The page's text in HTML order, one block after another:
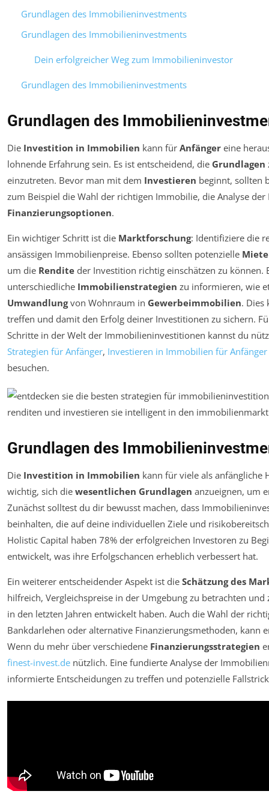
Grundlagen des Immobilieninvestments
Grundlagen des Immobilieninvestments
Dein erfolgreicher Weg zum Immobilieninvestor
Grundlagen des Immobilieninvestments
Grundlagen des
Die Investition in Immobilien kann für Anfänger eine
lohnende Erfahrung sein. Es ist entscheidend, die Grundlagen
einzutreten. Bevor man mit dem Investieren beginnt, sollten
zum Beispiel die Wahl der richtigen Immobilie, die Analyse
Finanzierungsoptionen.
Ein wichtiger Schritt ist die Marktforschung: Identifiziere die
ansässigen Immobilienpreise. Ebenso sollten potenzielle
um die Rendite der Investition richtig einschätzen zu
unterschiedliche Immobilienstrategien zu informieren, wie
Umwandlungvon Wohnraum in Gewerbeimmobilien. Dies
treffen und damit den Erfolg deiner Investitionen zu sichern.
Schritte in der Welt der Immobilieninvestitionen kannst du
Strategien für Anfänger, Investieren in Immobilien für Anfänger
besuchen.
Grundlagen des
Die Investition in Immobilien kann für viele als anfängliche
wichtig, sich die wesentlichen Grundlagen anzueignen, um
Zunächst solltest du dir bewusst machen, dass
beinhalten, die auf deine individuellen Ziele und
Holistic Capital haben 78% der erfolgreichen Investoren zu
entwickelt, was ihre Erfolgschancen erheblich verbessert hat.
Ein weiterer entscheidender Aspekt ist die Schätzung des
hilfreich, Vergleichspreise in der Umgebung zu betrachten
in den letzten Jahren entwickelt haben. Auch die Wahl der
Bankdarlehen oder alternative Finanzierungsmethoden, kann
Wenn du mehr über verschiedene Finanzierungsstrategien
finest-invest.de nützlich. Eine fundierte Analyse der
informierte Entscheidungen zu treffen und potenzielle